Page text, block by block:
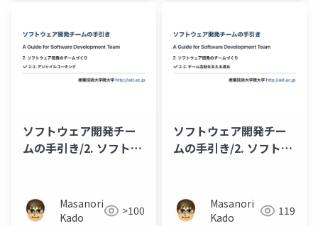
ソフトウェア開発チー
ムの手引き/2. ソフトウ
チング
Masanori
Kado
>100
ソフトウェア開発チー
ムの手引き/2. ソフトウ
える道具Masanori
Kado
119